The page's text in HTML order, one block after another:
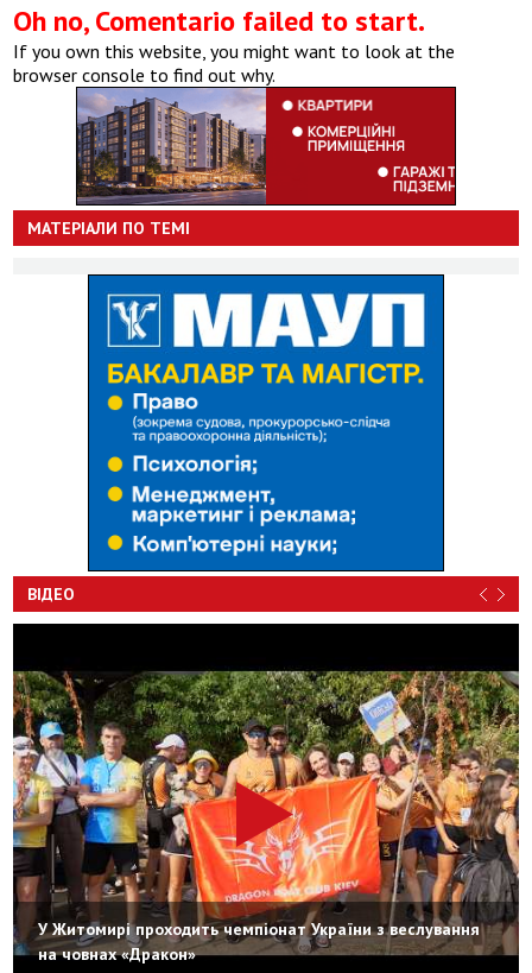
Oh no, Comentario failed to start.
If you own this website, you might want to look at the
browser console to find out why.
МАТЕРІАЛИ ПО ТЕМІ
ВІДЕО
У Житомирі проходить чемпіонат України з веслування
на човнах «Дракон»